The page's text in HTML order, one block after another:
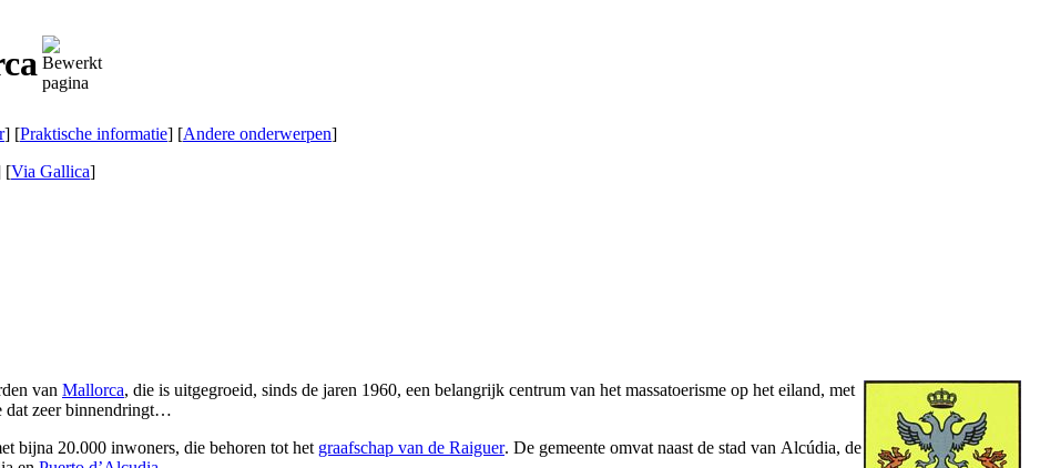
] [Praktische informatie] [Andere onderwerpen]
[Via Gallica]
van Mallorca, die is uitgegroeid, sinds de jaren 1960, een belangrijk centrum van het massatoerisme op het eiland, met
dat zeer binnendringt…
bijna 20.000 inwoners, die behoren tot het graafschap van de Raiguer. De gemeente omvat naast de stad van Alcúdia, de